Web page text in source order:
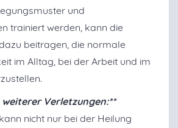
und
trainiert werden, kann die
beitragen, die normale
im Alltag, bei der Arbeit und im
Verletzungen:**
nicht nur bei der Heilung